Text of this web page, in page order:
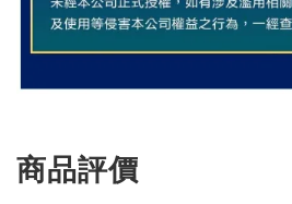
商品評價